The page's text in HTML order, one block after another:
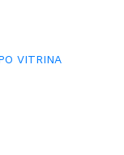
VITRINA